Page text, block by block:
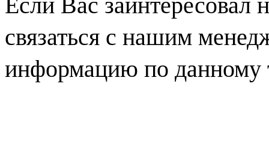
связаться с нашим
информацию по данному